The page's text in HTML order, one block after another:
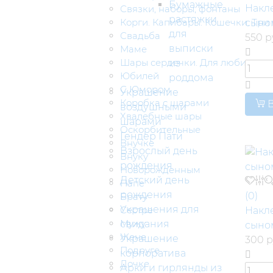
Связки, наборы, фонтаны
Корги. Капибары. Кошечки. Три
Свадьба
Маме
Шары сердечки. Для любимых
Юбилей
С Юмором
Коробка с шарами
Хвалебные шары
Оскорбительные
Внучке
Внуку
Новорожденным
Папе
Брату
Сестре
Мужу
Жене
Подруге
Дочке
Бумажные
растяжки
для
выписки
из
роддома
Украшение
воздушными
шарами
Гендер Пати
Взрослый день
рождения
Детский день
рождения
Украшения для
свидания
Украшение
корпоратива
Арки и гирлянды из
550
(0)
300